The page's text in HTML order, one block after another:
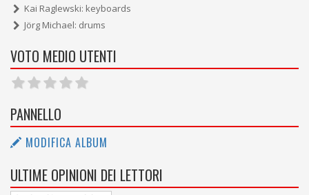
Kai Raglewski: keyboards
Jörg Michael: drums
VOTO MEDIO UTENTI
PANNELLO
MODIFICA ALBUM
ULTIME OPINIONI DEI LETTORI